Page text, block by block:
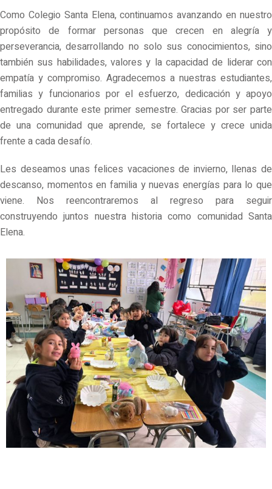
Como Colegio Santa Elena, continuamos avanzando en nuestro
propósito de formar personas que crecen en alegría y
perseverancia, desarrollando no solo sus conocimientos, sino
también sus habilidades, valores y la capacidad de liderar con
empatía y compromiso. Agradecemos a nuestras estudiantes,
familias y funcionarios por el esfuerzo, dedicación y apoyo
entregado durante este primer semestre. Gracias por ser parte
de una comunidad que aprende, se fortalece y crece unida
frente a cada desafío.
Les deseamos unas felices vacaciones de invierno, llenas de
descanso, momentos en familia y nuevas energías para lo que
viene. Nos reencontraremos al regreso para seguir
construyendo juntos nuestra historia como comunidad Santa
Elena.